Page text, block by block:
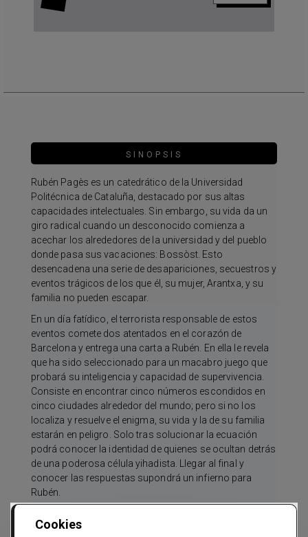
SINOPSIS
Rubén Pagès es un catedrático de la Universidad
Politécnica de Cataluña, destacado por sus altas
capacidades intelectuales. Sin embargo, su vida da un
giro radical cuando un desconocido comienza a
acechar los alrededores de la universidad y del pueblo
donde pasa sus vacaciones: Bossòst. Esto
desencadena una serie de desapariciones, secuestros y
eventos trágicos de los que él, su mujer, Arantxa, y su
familia no pueden escapar.
En un día fatídico, el terrorista responsable de estos
eventos comete dos atentados en el corazón de
Barcelona y entrega una carta a Rubén. En ella le revela
que ha sido seleccionado para un macabro juego que
probará su inteligencia y capacidad de supervivencia.
Consiste en encontrar cinco números escondidos en
cinco ciudades alrededor del mundo; pero si no los
localiza y resuelve el enigma, su vida y la de su familia
estarán en peligro. Solo tras solucionar la ecuación
podrá conocer la identidad de quienes se ocultan detrás
de una poderosa célula yihadista. Llegar al final y
conocer las respuestas supondrá un infierno para
Rubén.
Cookies